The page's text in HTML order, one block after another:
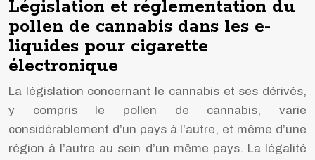
Législation et réglementation du
pollen de cannabis dans les e-
liquides pour cigarette
électronique
La législation concernant le cannabis et ses dérivés,
y compris le pollen de cannabis, varie
considérablement d’un pays à l’autre, et même d’une
région à l’autre au sein d’un même pays. La légalité